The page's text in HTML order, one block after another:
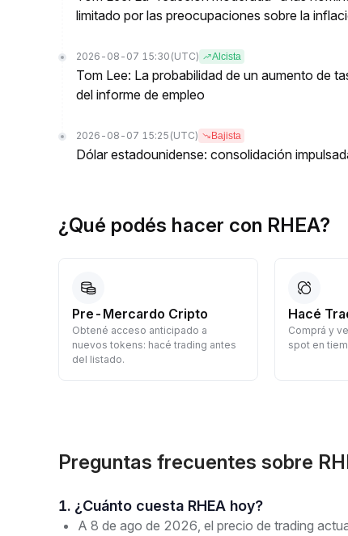
limitado por las preocupaciones sobre la
2026-08-07 15:30 (UTC) Alcista
Tom Lee: La probabilidad de un aumento de
del informe de empleo
2026-08-07 15:25 (UTC) Bajista
Dólar estadounidense: consolidación
¿Qué podés hacer con RHEA?
Pre-Mercardo Cripto
Obtené acceso anticipado a
nuevos tokens: hacé trading antes
del listado.
Hacé
Comprá y
spot en
Preguntas frecuentes sobre
1. ¿Cuánto cuesta RHEA hoy?
A 8 de ago de 2026, el precio de trading